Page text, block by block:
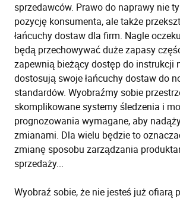
sprzedawców. Prawo do naprawy nie
pozycję konsumenta, ale także
łańcuchy dostaw dla firm. Nagle
będą przechowywać duże zapasy
zapewnią bieżący dostęp do instrukcji
dostosują swoje łańcuchy dostaw do
standardów. Wyobraźmy sobie
skomplikowane systemy śledzenia i
prognozowania wymagane, aby
zmianami. Dla wielu będzie to
zmianę sposobu zarządzania
sprzedaży...
Wyobraź sobie, że nie jesteś już ofiarą